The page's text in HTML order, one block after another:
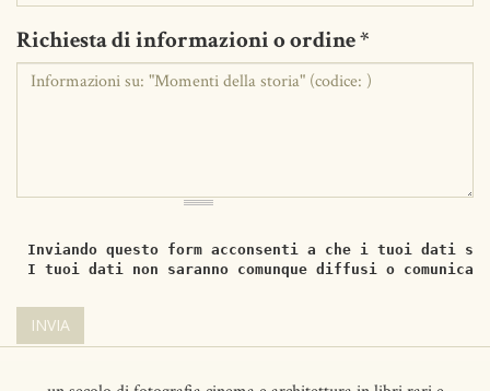
Richiesta di informazioni o ordine*
Inviando questo form acconsenti a che i tuoi dati
I tuoi dati non saranno comunque diffusi o
INVIA